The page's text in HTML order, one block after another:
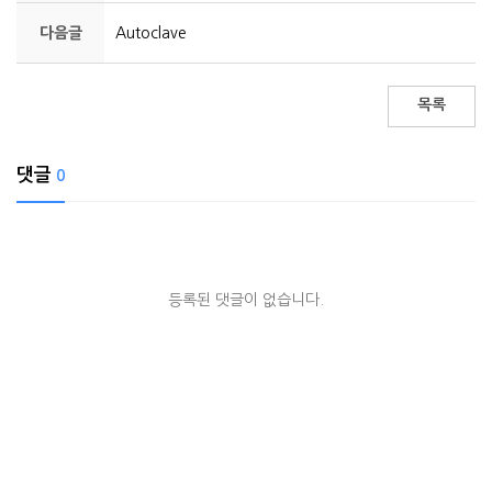
다음글 Autoclave
목록
댓글 0
등록된 댓글이 없습니다.